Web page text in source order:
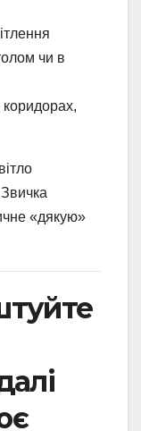
чи в
коридорах,
«дякую»